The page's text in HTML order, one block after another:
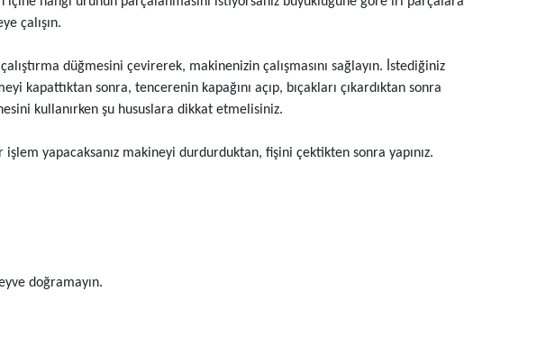
çalışın.
düğmesini çevirerek, makinenizin çalışmasını sağlayın. İstediğiniz
kapattıktan sonra, tencerenin kapağını açıp, bıçakları çıkardıktan sonra
kullanırken şu hususlara dikkat etmelisiniz.
yapacaksanız makineyi durdurduktan, fişini çektikten sonra yapınız.
doğramayın.